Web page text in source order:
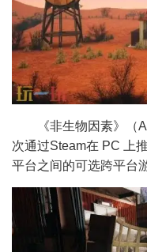
《非生物因素》
次通过Steam在 PC 上
平台之间的可选跨平台